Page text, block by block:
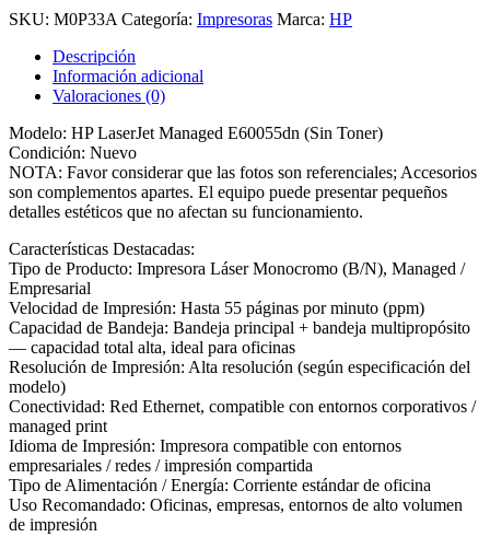
SKU: M0P33A Categoría: Impresoras Marca: HP
Descripción
Información adicional
Valoraciones (0)
Modelo: HP LaserJet Managed E60055dn (Sin Toner)
Condición: Nuevo
NOTA: Favor considerar que las fotos son referenciales; Accesorios
son complementos apartes. El equipo puede presentar pequeños
detalles estéticos que no afectan su funcionamiento.
Características Destacadas:
Tipo de Producto: Impresora Láser Monocromo (B/N), Managed /
Empresarial
Velocidad de Impresión: Hasta 55 páginas por minuto (ppm)
Capacidad de Bandeja: Bandeja principal + bandeja multipropósito
— capacidad total alta, ideal para oficinas
Resolución de Impresión: Alta resolución (según especificación del
modelo)
Conectividad: Red Ethernet, compatible con entornos corporativos /
managed print
Idioma de Impresión: Impresora compatible con entornos
empresariales / redes / impresión compartida
Tipo de Alimentación / Energía: Corriente estándar de oficina
Uso Recomandado: Oficinas, empresas, entornos de alto volumen
de impresión